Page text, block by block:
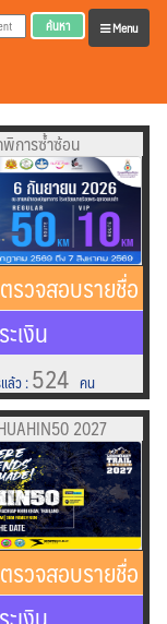
Menu
ค้นหา
การซ้ำซ้อน
ตรวจสอบรายชื่อ
เงิน
ล้ว:524 คน
2027
ตรวจสอบรายชื่อ